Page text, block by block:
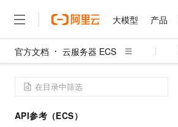
大模型 产品
官方文档 云服务器 ECS
API参考（ECS）
大模型
产品
解决方案
权益
定价
云市场
伙伴
服务
了解阿里云